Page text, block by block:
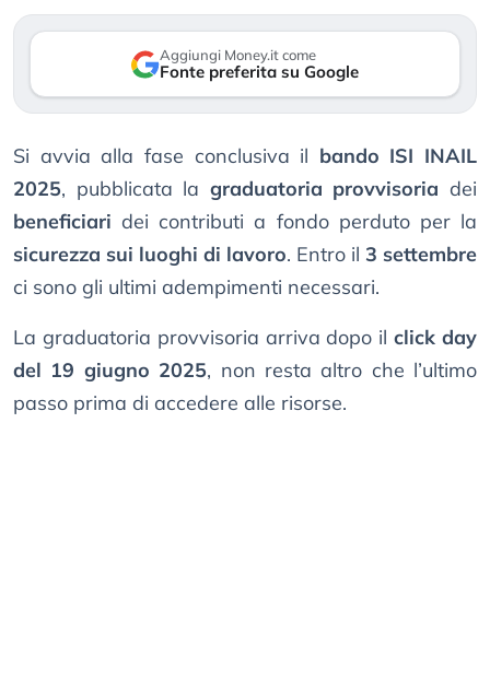
Aggiungi Money.it come
Fonte preferita su Google
Si avvia alla fase conclusiva il bando ISI INAIL
2025, pubblicata la graduatoria provvisoria dei
beneficiari dei contributi a fondo perduto per la
sicurezza sui luoghi di lavoro. Entro il 3 settembre
ci sono gli ultimi adempimenti necessari.
La graduatoria provvisoria arriva dopo ilclick day
del 19 giugno 2025, non resta altro che l’ultimo
passo prima di accedere alle risorse.